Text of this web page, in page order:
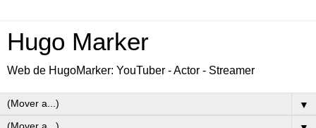
Hugo Marker
Web de HugoMarker: YouTuber - Actor - Streamer
▼